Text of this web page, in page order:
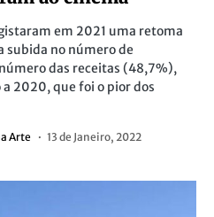
em 2021 uma retoma
subida no número de
das receitas (48,7%),
2020, que foi o pior dos
Arte 13 de Janeiro, 2022